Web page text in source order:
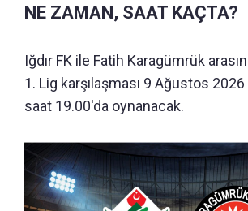
NE ZAMAN, SAAT KAÇTA?
Iğdır FK ile Fatih Karagümrük
1. Lig karşılaşması 9 Ağustos
saat 19.00'da oynanacak.